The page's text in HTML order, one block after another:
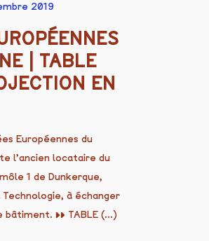
2019
| TABLE
EN
Européennes du
l’ancien locataire du
1 de Dunkerque,
à échanger
▸▸ TABLE (...)